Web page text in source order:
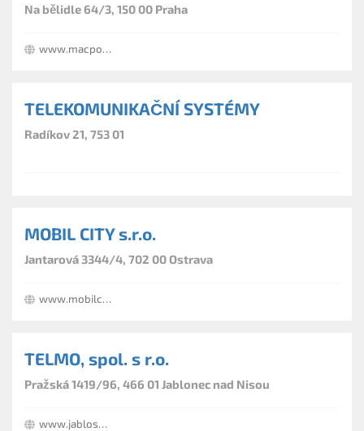
Na bělidle 64/3, 150 00 Praha
www.macpodpora.cz
TELEKOMUNIKAČNÍ SYSTÉMY
Radíkov 21, 753 01
MOBIL CITY s.r.o.
Jantarová 3344/4, 702 00 Ostrava
www.mobilcity.cz
TELMO, spol. s r.o.
Pražská 1419/96, 466 01 Jablonec nad Nisou
www.jabloshop.cz